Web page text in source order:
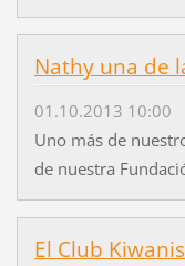
Nathy una de
01.10.2013 10:00
Uno más de
de nuestra
El Club